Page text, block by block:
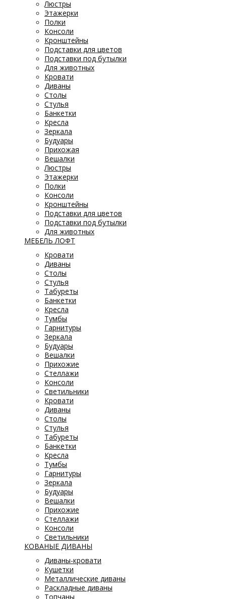
Люстры
Этажерки
Полки
Консоли
Кронштейны
Подставки для цветов
Подставки под бутылки
Для животных
Кровати
Диваны
Столы
Стулья
Банкетки
Кресла
Зеркала
Будуары
Прихожая
Вешалки
Люстры
Этажерки
Полки
Консоли
Кронштейны
Подставки для цветов
Подставки под бутылки
Для животных
МЕБЕЛЬ ЛОФТ
Кровати
Диваны
Столы
Стулья
Табуреты
Банкетки
Кресла
Тумбы
Гарнитуры
Зеркала
Будуары
Вешалки
Прихожие
Стеллажи
Консоли
Светильники
Кровати
Диваны
Столы
Стулья
Табуреты
Банкетки
Кресла
Тумбы
Гарнитуры
Зеркала
Будуары
Вешалки
Прихожие
Стеллажи
Консоли
Светильники
КОВАНЫЕ ДИВАНЫ
Диваны-кровати
Кушетки
Металлические диваны
Раскладные диваны
Топчаны